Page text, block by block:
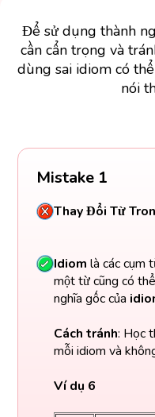
Để sử dụng thành
cần cẩn trọng và
dùng sai idiom có
nói
Mistake 1
Thay Đổi Từ
Idiom là các cụm
một từ cũng có
nghĩa gốc của
Cách tránh: Học
mỗi idiom và
Ví dụ 6